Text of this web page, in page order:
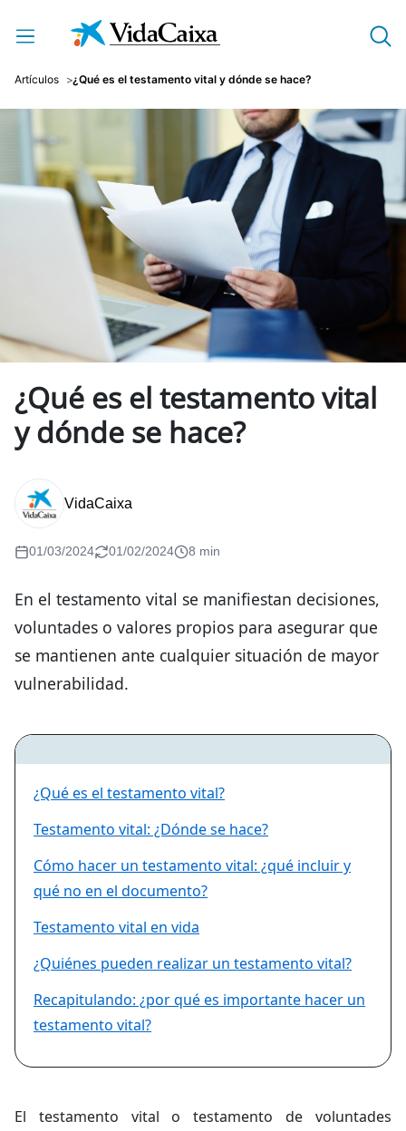
Saltar al contenido principal
Artículos ¿Qué es el testamento vital y dónde se hace?
¿Qué es el testamento vital
y dónde se hace?
VidaCaixa
01/03/2024 01/02/2024 8 min
En el testamento vital se manifiestan decisiones,
voluntades o valores propios para asegurar que
se mantienen ante cualquier situación de mayor
vulnerabilidad.
¿Qué es el testamento vital?
Testamento vital: ¿Dónde se hace?
Cómo hacer un testamento vital: ¿qué incluir y
qué no en el documento?
Testamento vital en vida
¿Quiénes pueden realizar un testamento vital?
Recapitulando: ¿por qué es importante hacer un
testamento vital?
El testamento vital o testamento de voluntades